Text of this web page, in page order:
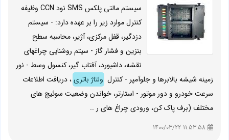
سیستم مالتی پلکس SMS نود CCN وظیفه
کنترل موارد زیر را بر عهده دارد: - سیستم
دزدگیر، قفل مرکزی، آژیر، محاسبه سطح
بنزین و فشار گاز - سیتم روشنایی چراغهای
نقشه، داشبورد، آفتاب گیر، کنسول وسط - نور
زمینه شیشه بالابرها و جلوآمپر - کنترل ولتاژ باتری، دریافت اطلاعات
سرعت خودرو و دور موتور - استارتر، خواندن وضعیت سوئیچ های
مختلف (برف پاک کن، ورودی چراغ های ر ..